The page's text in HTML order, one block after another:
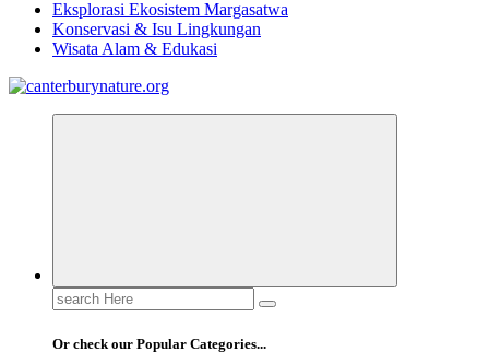
Eksplorasi Ekosistem Margasatwa
Konservasi & Isu Lingkungan
Wisata Alam & Edukasi
Tur Alam dan Margasatwa Terbaik di Canterbury
Search
for:
Or check our Popular Categories...